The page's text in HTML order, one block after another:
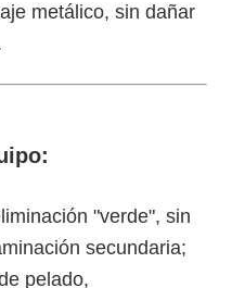
metálico, sin dañar
"verde", sin
secundaria;
pelado,